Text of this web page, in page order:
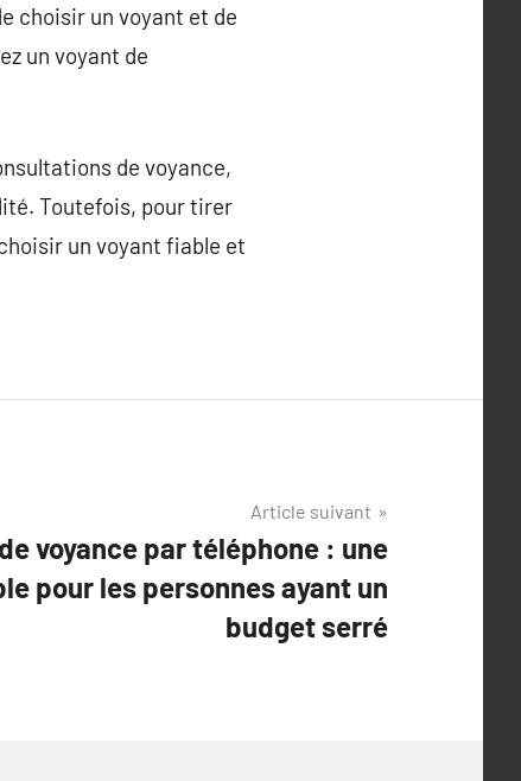
choisir un voyant et de
un voyant de
de voyance,
Toutefois, pour tirer
un voyant fiable et
Article suivant
voyance par téléphone : une
pour les personnes ayant un
budget serré